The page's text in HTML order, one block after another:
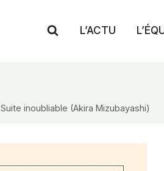
L’ACTU
Suite inoubliable (Akira Mizubayashi)